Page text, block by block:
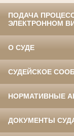
ПОДАЧА
ЭЛЕКТРОННОМ
О СУДЕ
СУДЕЙСКОЕ
НОРМАТИВНЫЕ
ДОКУМЕНТЫ